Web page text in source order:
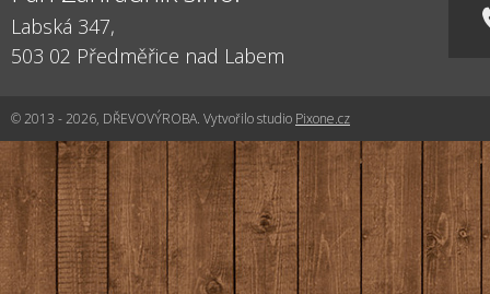
Labská 347,
503 02 Předměřice nad Labem
© 2013 - 2026, DŘEVOVÝROBA. Vytvořilo studio Pixone.cz